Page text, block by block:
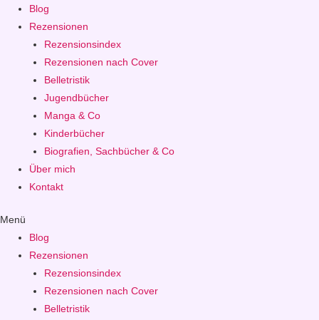
Blog
Rezensionen
Rezensionsindex
Rezensionen nach Cover
Belletristik
Jugendbücher
Manga & Co
Kinderbücher
Biografien, Sachbücher & Co
Über mich
Kontakt
Menü
Blog
Rezensionen
Rezensionsindex
Rezensionen nach Cover
Belletristik